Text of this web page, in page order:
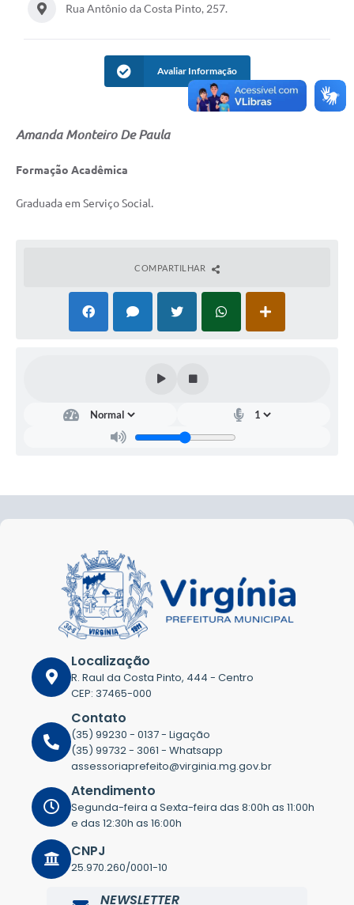
Rua Antônio da Costa Pinto, 257.
Avaliar Informação
Amanda Monteiro De Paula
Formação Acadêmica
Graduada em Serviço Social.
COMPARTILHAR
Localização
R. Raul da Costa Pinto, 444 - Centro
CEP: 37465-000
Contato
(35) 99230 - 0137 - Ligação
(35) 99732 - 3061 - Whatsapp
assessoriaprefeito@virginia.mg.gov.br
Atendimento
Segunda-feira a Sexta-feira das 8:00h as 11:00h
e das 12:30h as 16:00h
CNPJ
25.970.260/0001-10
NEWSLETTER